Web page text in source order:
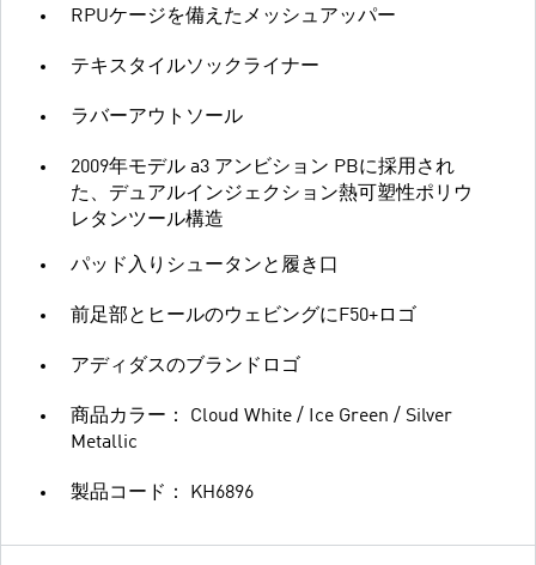
RPUケージを備えたメッシュアッパー
テキスタイルソックライナー
ラバーアウトソール
2009年モデル a3 アンビション PBに採用され
た、デュアルインジェクション熱可塑性ポリウ
レタンツール構造
パッド入りシュータンと履き口
前足部とヒールのウェビングにF50+ロゴ
アディダスのブランドロゴ
商品カラー： Cloud White / Ice Green / Silver
Metallic
製品コード： KH6896